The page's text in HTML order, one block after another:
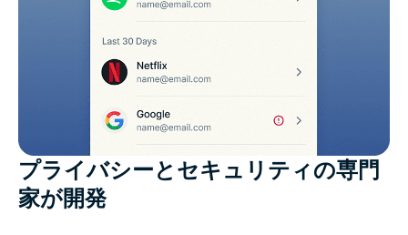
プライバシーとセキュリティの専門
家が開発